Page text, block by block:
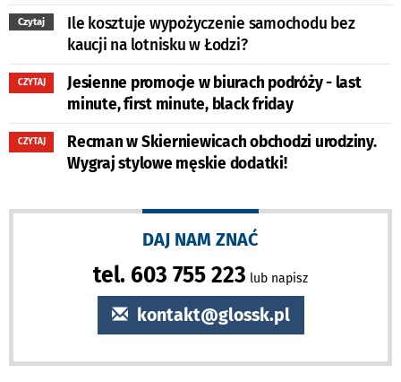
Czytaj
Ile kosztuje wypożyczenie samochodu bez
kaucji na lotnisku w Łodzi?
CZYTAJ
Jesienne promocje w biurach podróży - last
minute, first minute, black friday
CZYTAJ
Recman w Skierniewicach obchodzi urodziny.
Wygraj stylowe męskie dodatki!
DAJ NAM ZNAĆ
tel. 603 755 223 lub napisz
kontakt@glossk.pl